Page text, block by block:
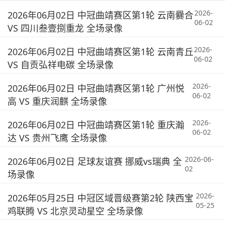
2026年06月02日 中冠曲靖赛区第1轮 云南爨合
VS 四川叁壹捌重龙 全场录像
2026-
06-02
2026年06月02日 中冠曲靖赛区第1轮 云南青丘
VS 自贡弘祥电碳 全场录像
2026-
06-02
2026年06月02日 中冠曲靖赛区第1轮 广州悦
高 VS 重庆润麒 全场录像
2026-
06-02
2026年06月02日 中冠曲靖赛区第1轮 重庆瀚
达 VS 贵州飞鹰 全场录像
2026-
06-02
2026年06月02日 足球友谊赛 挪威vs瑞典 全
场录像
2026-06-
02
2026年05月25日 中冠区域晋级赛第2轮 陕西宝
鸡联腾 VS 北京灵动星空 全场录像
2026-
05-25